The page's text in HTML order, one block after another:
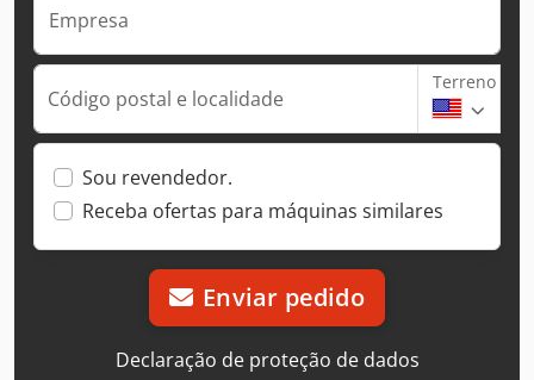
Empresa
Código postal e localidade
Terreno
Sou revendedor.
Receba ofertas para máquinas similares
Enviar pedido
Declaração de proteção de dados